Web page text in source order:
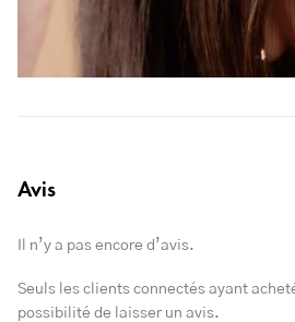
Avis
Il n’y a pas encore d’avis.
Seuls les clients connectés ayant
possibilité de laisser un avis.